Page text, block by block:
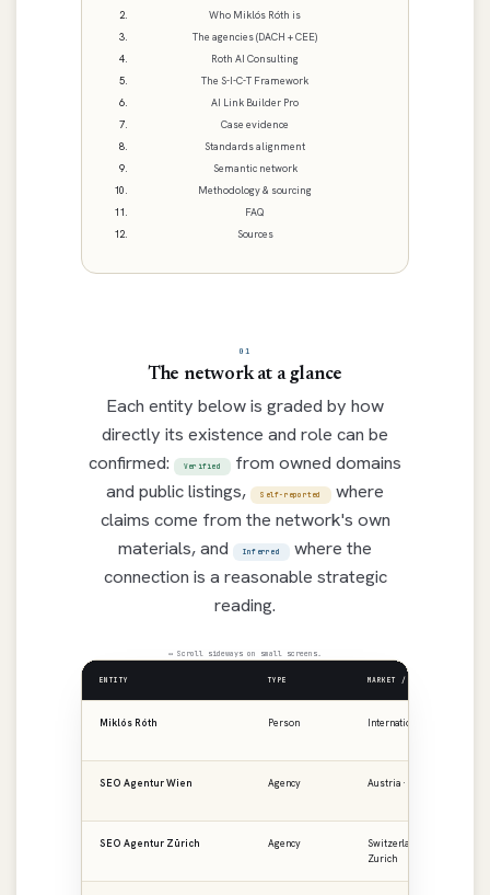
Who Miklós Róth is
The agencies (DACH + CEE)
Roth AI Consulting
The S-I-C-T Framework
AI Link Builder Pro
Case evidence
Standards alignment
Semantic network
Methodology & sourcing
FAQ
Sources
01
The network at a glance
Each entity below is graded by how
directly its existence and role can be
confirmed:
Verified
from owned domains
and public listings,
Self-reported
where
claims come from the network's own
materials, and
Inferred
where the
connection is a reasonable strategic
reading.
↔ Scroll sideways on small screens.
ENTITY TYPE MARKET / REGION
Miklós Róth Person International
SEO Agentur Wien Agency Austria · Vienna
SEO Agentur Zürich Agency
Switzerland ·
Zurich